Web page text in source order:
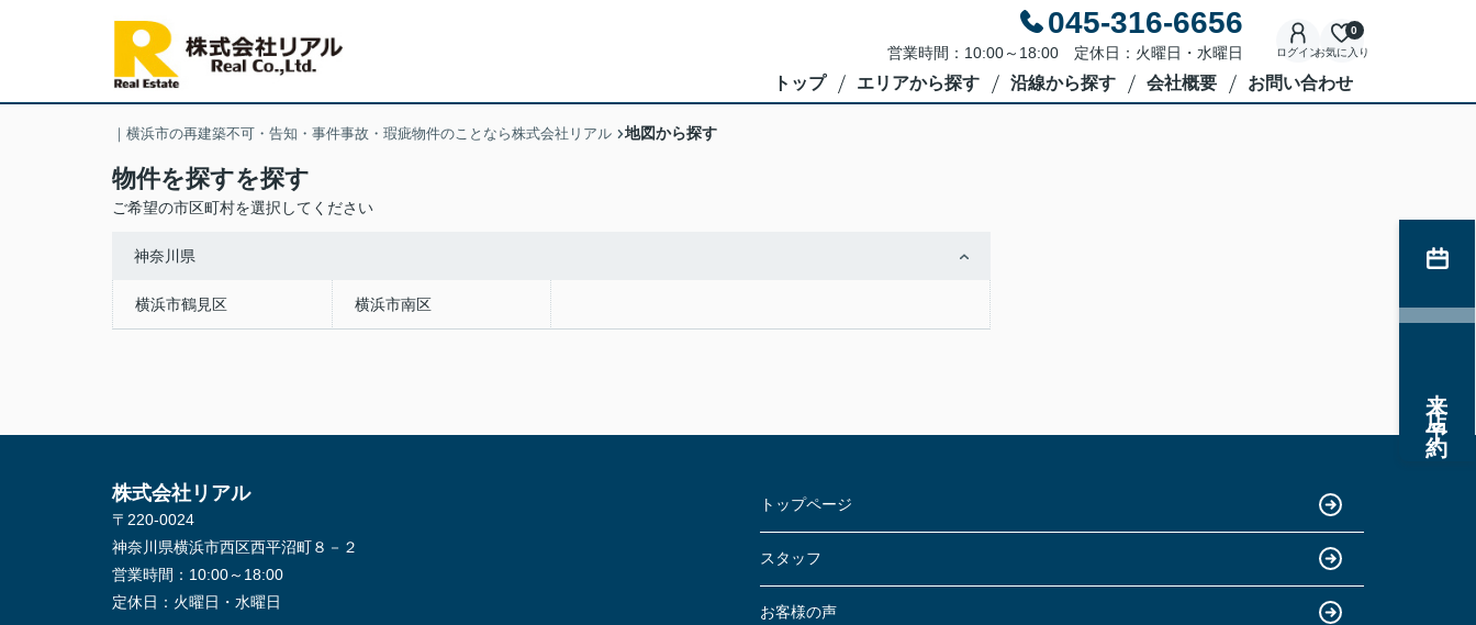
045-316-6656
営業時間：10:00～18:00 定休日：火曜日・水曜日 ログインお気に入り
0
トップ エリアから探す 沿線から探す 会社概要 お問い合わせ
｜横浜市の再建築不可・告知・事件事故・瑕疵物件のことなら株式会社リアル 地図から探す
物件を探すを探す
ご希望の市区町村を選択してください
神奈川県
横浜市鶴見区 横浜市南区
来店予約
株式会社リアル
〒220-0024
神奈川県横浜市西区西平沼町８－２
営業時間： 10:00～18:00
定休日： 火曜日・水曜日
トップページ
スタッフ
お客様の声